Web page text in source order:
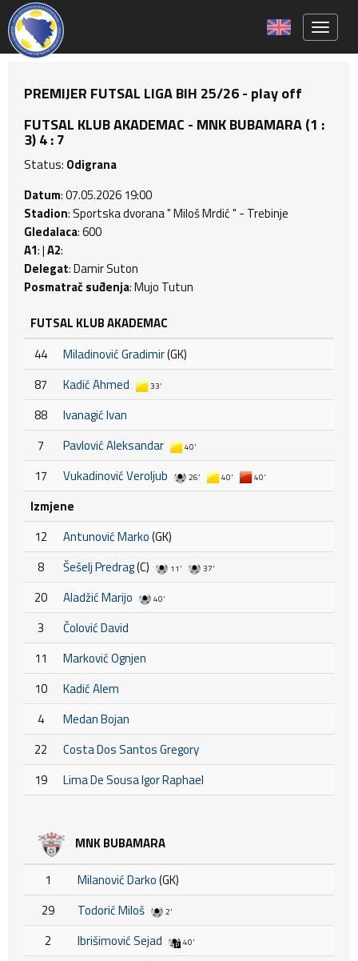
PREMIJER FUTSAL LIGA BIH 25/26 - play off
FUTSAL KLUB AKADEMAC - MNK BUBAMARA (1 :
3) 4 : 7
Status: Odigrana
Datum: 07.05.2026 19:00
Stadion: Sportska dvorana " Miloš Mrdić " - Trebinje
Gledalaca: 600
A1: |A2:
Delegat: Damir Suton
Posmatrač suđenja: Mujo Tutun
FUTSAL KLUB AKADEMAC
44
Miladinović Gradimir(GK)
87
Kadić Ahmed 33'
88
Ivanagić Ivan
7
Pavlović Aleksandar 40'
17 Vukadinović Veroljub 26' 40' 40'
Izmjene
12
Antunović Marko(GK)
8
Šešelj Predrag(C) 11' 37'
20 Aladžić Marijo 40'
3
Čolović David
11
Marković Ognjen
10
Kadić Alem
4
Medan Bojan
22
Costa Dos Santos Gregory
19
Lima De Sousa Igor Raphael
MNK BUBAMARA
1 Milanović Darko(GK)
29
Todorić Miloš 2'
2 Ibrišimović Sejad 40'